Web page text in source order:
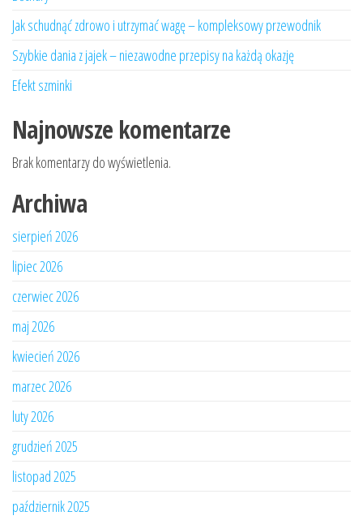
Jak schudnąć zdrowo i utrzymać wagę – kompleksowy przewodnik
Szybkie dania z jajek – niezawodne przepisy na każdą okazję
Efekt szminki
Najnowsze komentarze
Brak komentarzy do wyświetlenia.
Archiwa
sierpień 2026
lipiec 2026
czerwiec 2026
maj 2026
kwiecień 2026
marzec 2026
luty 2026
grudzień 2025
listopad 2025
październik 2025